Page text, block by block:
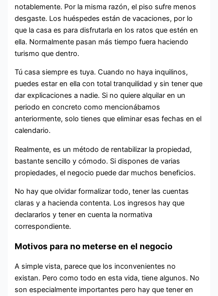
notablemente. Por la misma razón, el piso sufre menos
desgaste. Los huéspedes están de vacaciones, por lo
que la casa es para disfrutarla en los ratos que estén en
ella. Normalmente pasan más tiempo fuera haciendo
turismo que dentro.
Tú casa siempre es tuya. Cuando no haya inquilinos,
puedes estar en ella con total tranquilidad y sin tener que
dar explicaciones a nadie. Si no quiere alquilar en un
periodo en concreto como mencionábamos
anteriormente, solo tienes que eliminar esas fechas en el
calendario.
Realmente, es un método de rentabilizar la propiedad,
bastante sencillo y cómodo. Si dispones de varias
propiedades, el negocio puede dar muchos beneficios.
No hay que olvidar formalizar todo, tener las cuentas
claras y a hacienda contenta. Los ingresos hay que
declararlos y tener en cuenta la normativa
correspondiente.
Motivos para no meterse en el negocio
A simple vista, parece que los inconvenientes no
existan. Pero como todo en esta vida, tiene algunos. No
son especialmente importantes pero hay que tener en